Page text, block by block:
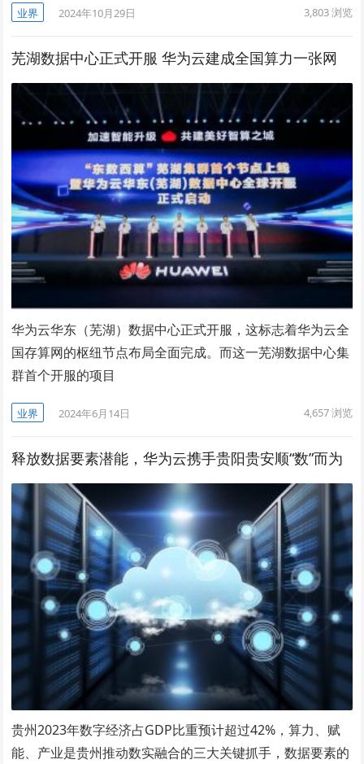
业界 2024年10月29日 3,803浏览
芜湖数据中心正式开服 华为云建成全国算力一张网
华为云华东（芜湖）数据中心正式开服，这标志着华为云全
国存算网的枢纽节点布局全面完成。而这一芜湖数据中心集
群首个开服的项目
业界 2024年6月14日 4,657浏览
释放数据要素潜能，华为云携手贵阳贵安顺“数”而为
贵州2023年数字经济占GDP比重预计超过42%，算力、赋
能、产业是贵州推动数实融合的三大关键抓手，数据要素的